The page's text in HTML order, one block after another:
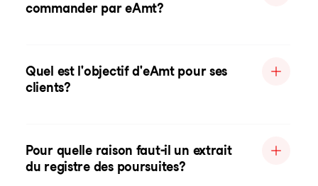
commander par eAmt?
Quel est l'objectif d'eAmt pour ses
clients?
Pour quelle raison faut-il un extrait
du registre des poursuites?